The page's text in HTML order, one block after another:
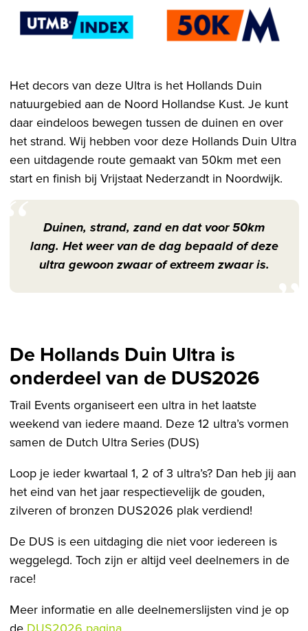
Het decors van deze Ultra is het Hollands Duin
natuurgebied aan de Noord Hollandse Kust. Je kunt
daar eindeloos bewegen tussen de duinen en over
het strand. Wij hebben voor deze Hollands Duin Ultra
een uitdagende route gemaakt van 50km met een
start en finish bij Vrijstaat Nederzandt in Noordwijk.
Duinen, strand, zand en dat voor 50km
lang. Het weer van de dag bepaald of deze
ultra gewoon zwaar of extreem zwaar is.
De Hollands Duin Ultra is
onderdeel van de DUS2026
Trail Events organiseert een ultra in het laatste
weekend van iedere maand. Deze 12 ultra’s vormen
samen de Dutch Ultra Series (DUS)
Loop je ieder kwartaal 1, 2 of 3 ultra’s? Dan heb jij aan
het eind van het jaar respectievelijk de gouden,
zilveren of bronzen DUS2026 plak verdiend!
De DUS is een uitdaging die niet voor iedereen is
weggelegd. Toch zijn er altijd veel deelnemers in de
race!
Meer informatie en alle deelnemerslijsten vind je op